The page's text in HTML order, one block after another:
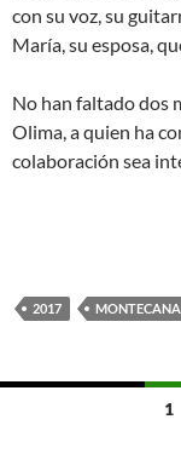
con su voz, su
María, su esposa,
No han faltado dos
Olima, a quien ha
colaboración sea
2017
1